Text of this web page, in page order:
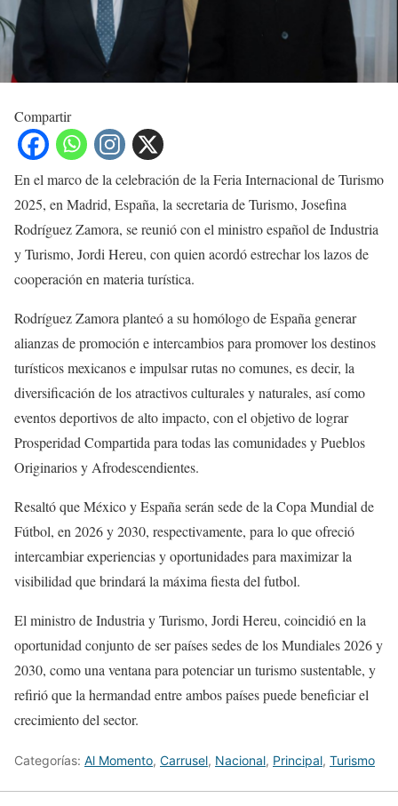
Compartir
En el marco de la celebración de la Feria Internacional de Turismo
2025, en Madrid, España, la secretaria de Turismo, Josefina
Rodríguez Zamora, se reunió con el ministro español de Industria
y Turismo, Jordi Hereu, con quien acordó estrechar los lazos de
cooperación en materia turística.
Rodríguez Zamora planteó a su homólogo de España generar
alianzas de promoción e intercambios para promover los destinos
turísticos mexicanos e impulsar rutas no comunes, es decir, la
diversificación de los atractivos culturales y naturales, así como
eventos deportivos de alto impacto, con el objetivo de lograr
Prosperidad Compartida para todas las comunidades y Pueblos
Originarios y Afrodescendientes.
Resaltó que México y España serán sede de la Copa Mundial de
Fútbol, en 2026 y 2030, respectivamente, para lo que ofreció
intercambiar experiencias y oportunidades para maximizar la
visibilidad que brindará la máxima fiesta del futbol.
El ministro de Industria y Turismo, Jordi Hereu, coincidió en la
oportunidad conjunto de ser países sedes de los Mundiales 2026 y
2030, como una ventana para potenciar un turismo sustentable, y
refirió que la hermandad entre ambos países puede beneficiar el
crecimiento del sector.
Categorías: Al Momento, Carrusel, Nacional, Principal, Turismo